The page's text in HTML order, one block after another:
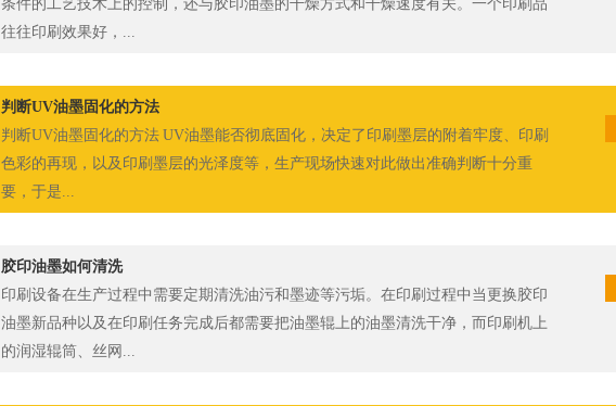
条件的工艺技术上的控制，还与胶印油墨的干燥方式和干燥速度有关。一个印刷品
往往印刷效果好，...
判断UV油墨固化的方法
判断UV油墨固化的方法 UV油墨能否彻底固化，决定了印刷墨层的附着牢度、印刷
色彩的再现，以及印刷墨层的光泽度等，生产现场快速对此做出准确判断十分重
要，于是...
胶印油墨如何清洗
印刷设备在生产过程中需要定期清洗油污和墨迹等污垢。在印刷过程中当更换胶印
油墨新品种以及在印刷任务完成后都需要把油墨辊上的油墨清洗干净，而印刷机上
的润湿辊筒、丝网...